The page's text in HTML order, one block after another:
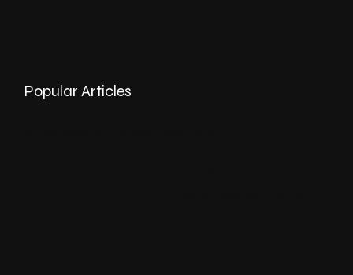
Popular Articles